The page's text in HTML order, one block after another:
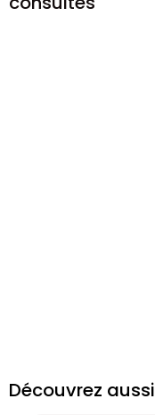
Découvrez aussi